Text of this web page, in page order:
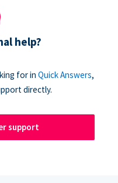
help?
for in Quick Answers,
directly.
support